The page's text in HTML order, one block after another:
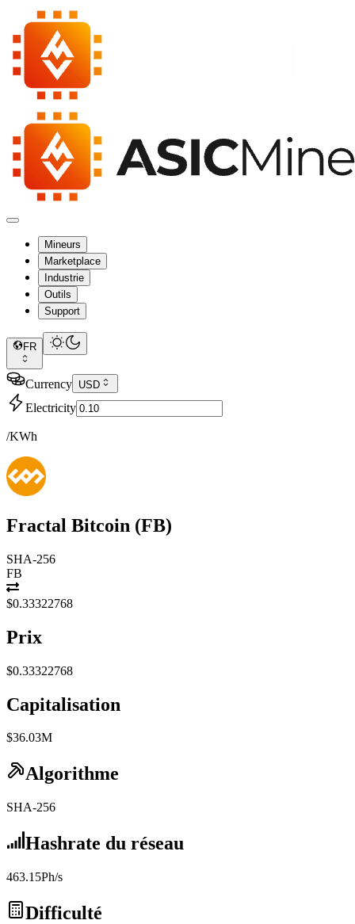
Mineurs
Marketplace
Industrie
Outils
Support
FR
Currency USD
Electricity
/KWh
Fractal Bitcoin (FB)
SHA-256
FB
$0.33322768
Prix
$0.33322768
Capitalisation
$36.03M
Algorithme
SHA-256
Hashrate du réseau
463.15Ph/s
Difficulté